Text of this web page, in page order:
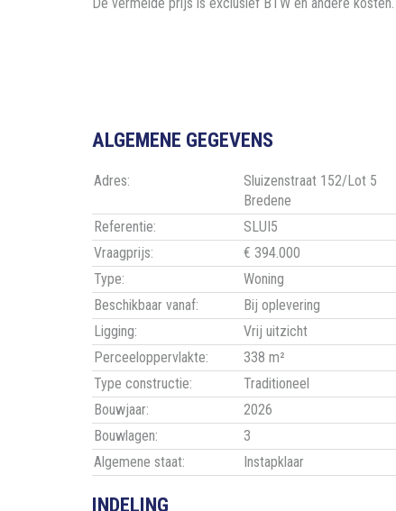
ALGEMENE GEGEVENS
Adres:
Sluizenstraat 152/Lot 5
Bredene
Referentie:
SLUI5
Vraagprijs:
€ 394.000
Type:
Woning
Beschikbaar vanaf:
Bij oplevering
Ligging:
Vrij uitzicht
Perceeloppervlakte:
338 m²
Type constructie:
Traditioneel
Bouwjaar:
2026
Bouwlagen:
3
Algemene staat:
Instapklaar
INDELING